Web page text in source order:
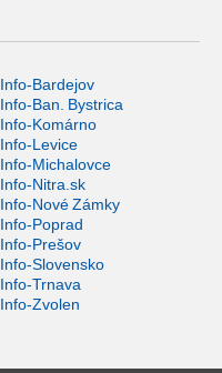
Info-Bardejov
Info-Ban. Bystrica
Info-Komárno
Info-Levice
Info-Michalovce
Info-Nitra.sk
Info-Nové Zámky
Info-Poprad
Info-Prešov
Info-Slovensko
Info-Trnava
Info-Zvolen